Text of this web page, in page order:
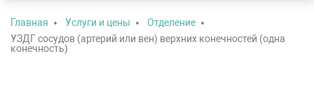
Главная Услуги и цены
Отделение
УЗДГ сосудов (артерий или вен) верхних конечностей (одна
конечность)